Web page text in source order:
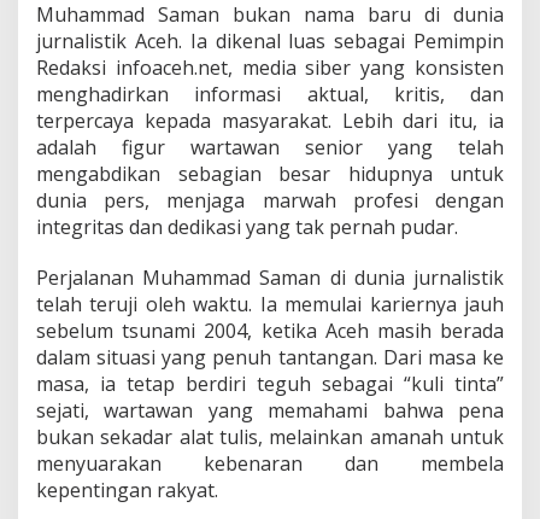
h
o
d
a
P
W
I
c
e
Muhammad Saman bukan nama baru di dunia
jurnalistik Aceh. Ia dikenal luas sebagai Pemimpin
Redaksi infoaceh.net, media siber yang konsisten
menghadirkan informasi aktual, kritis, dan
terpercaya kepada masyarakat. Lebih dari itu, ia
adalah figur wartawan senior yang telah
mengabdikan sebagian besar hidupnya untuk
dunia pers, menjaga marwah profesi dengan
integritas dan dedikasi yang tak pernah pudar.
Perjalanan Muhammad Saman di dunia jurnalistik
telah teruji oleh waktu. Ia memulai kariernya jauh
sebelum tsunami 2004, ketika Aceh masih berada
dalam situasi yang penuh tantangan. Dari masa ke
masa, ia tetap berdiri teguh sebagai “kuli tinta”
sejati, wartawan yang memahami bahwa pena
bukan sekadar alat tulis, melainkan amanah untuk
menyuarakan kebenaran dan membela
kepentingan rakyat.